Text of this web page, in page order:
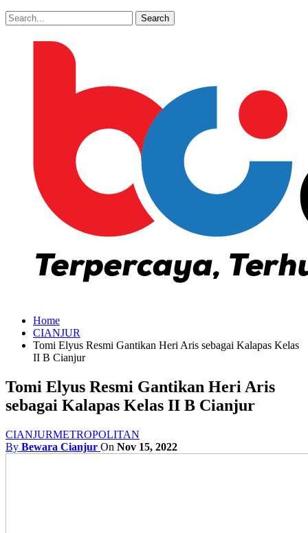
Home
CIANJUR
Tomi Elyus Resmi Gantikan Heri Aris sebagai Kalapas Kelas
II B Cianjur
Tomi Elyus Resmi Gantikan Heri Aris
sebagai Kalapas Kelas II B Cianjur
CIANJURMETROPOLITAN
By Bewara Cianjur On Nov 15, 2022